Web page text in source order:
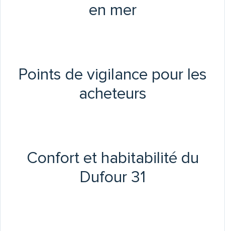
en mer
Points de vigilance pour les
acheteurs
Confort et habitabilité du
Dufour 31